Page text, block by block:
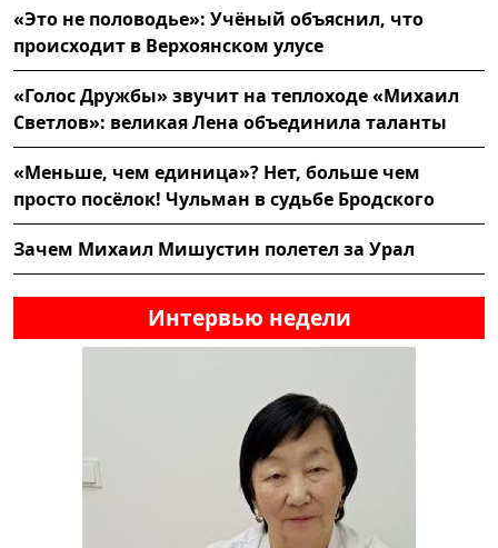
«Это не половодье»: Учёный объяснил, что
происходит в Верхоянском улусе
«Голос Дружбы» звучит на теплоходе «Михаил
Светлов»: великая Лена объединила таланты
«Меньше, чем единица»? Нет, больше чем
просто посёлок! Чульман в судьбе Бродского
Зачем Михаил Мишустин полетел за Урал
Интервью недели